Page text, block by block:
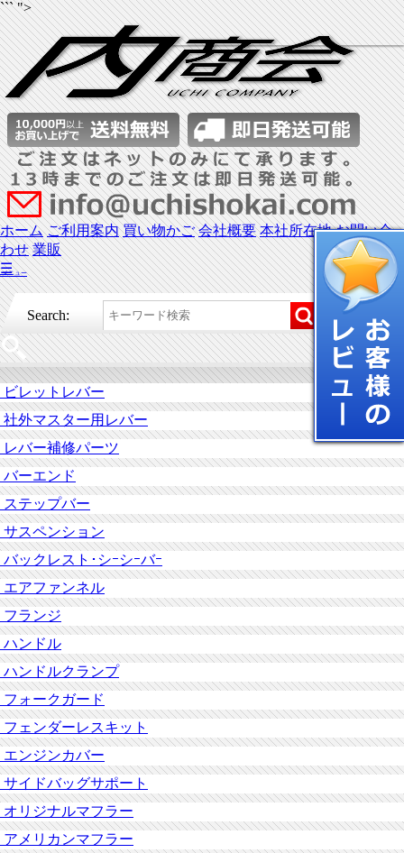
``` ">
ホーム ご利用案内 買い物かご 会社概要 本社所在地 お問い合
わせ 業販
☰
メニュー
Search:
ビレットレバー
社外マスター用レバー
レバー補修パーツ
バーエンド
ステップバー
サスペンション
バックレスト･シｰシｰバｰ
エアファンネル
フランジ
ハンドル
ハンドルクランプ
フォークガード
フェンダーレスキット
エンジンカバー
サイドバッグサポート
オリジナルマフラー
アメリカンマフラー